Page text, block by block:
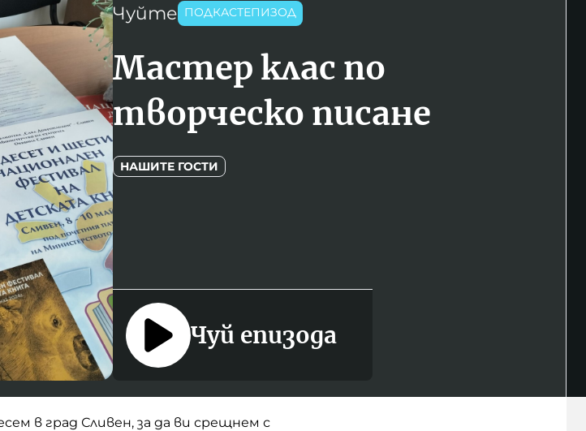
Чуйте ПОДКАСТЕПИЗОД
Мастер клас по
творческо писане
НАШИТЕ ГОСТИ
Чуй епизода
в град Сливен, за да ви срещнем с